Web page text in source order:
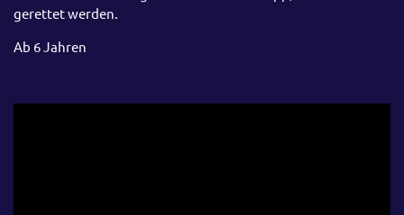
gerettet werden.
Ab 6 Jahren